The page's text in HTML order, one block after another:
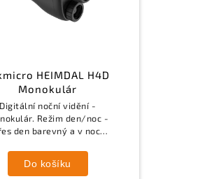
HEIMDAL H4D
Monokulár
Do košíku
Digitální noční vidění -
Režim den/noc -
den barevný a v noci
Detekční vzdálenost:
m. Optické zvětšení: 1x.